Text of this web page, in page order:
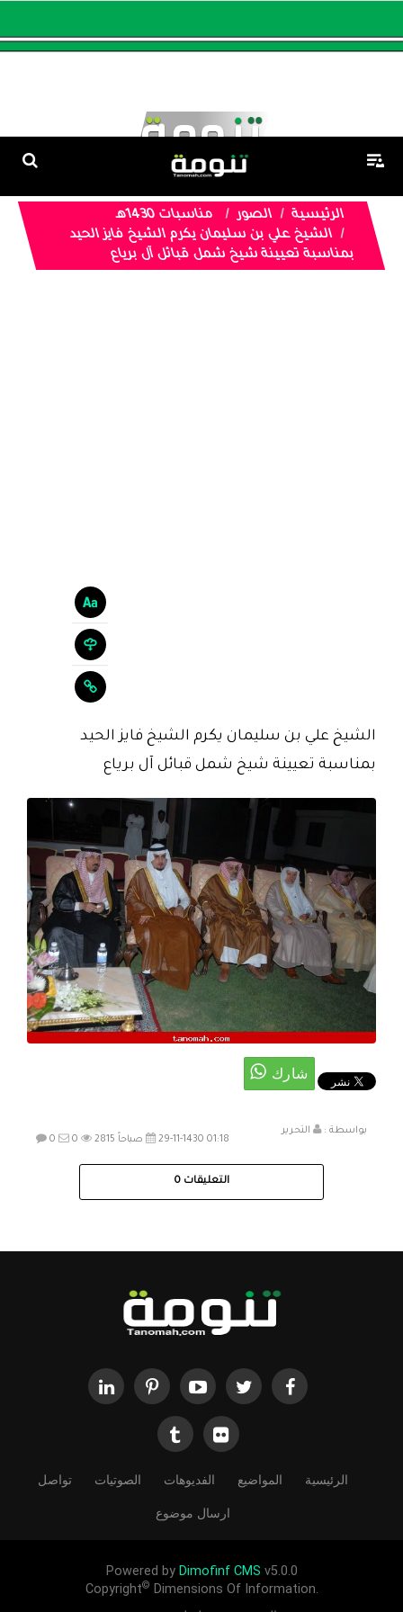
الرئيسية الصور
مناسبات 1430هـ
الشيخ علي بن سليمان يكرم الشيخ فايز الحيد
بمناسبة تعيينة شيخ شمل قبائل آل برياع
الشيخ علي بن سليمان يكرم الشيخ فايز الحيد
بمناسبة تعيينة شيخ شمل قبائل آل برياع
بواسطة :
التحرير
29-11-1430 01:18 صباحاً
0 0 2815
التعليقات 0
الرئيسية المواضيع الفديوهات الصوتيات تواصل
ارسال موضوع
Powered by Dimofinf CMS v5.0.0
Copyright© Dimensions Of Information.